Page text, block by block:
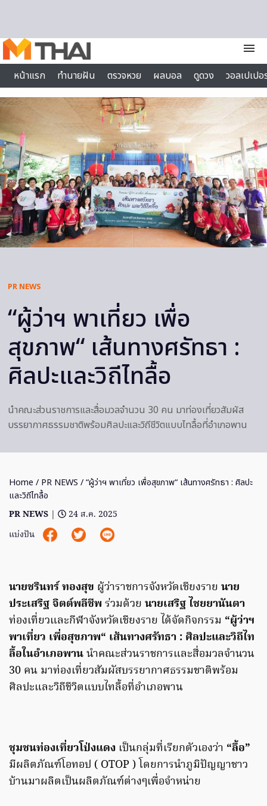
menu
หน้าแรก
ทำนายฝัน ตรวจหวย ผลบอล ดูดวง
วอลเปเป
ไลฟ์สไตล์
PR NEWS
“ผู้ว่าฯ พาเที่ยว เพื่อ
สุขภาพ“ เส้นทางศรัทธา :
ศิลปะและวิถีไทลื้อ
นำคณะส่วนราชการและสื่อมวลจำนวน 30 คน มาท่องเที่ยวสัมผัส
บรรยากาศธรรมชาติพร้อมศิลปะและวิถีชีวิตแบบไทลื้อที่อำเภอพาน
Home / PR NEWS / “ผู้ว่าฯ พาเที่ยว เพื่อสุขภาพ“ เส้นทางศรัทธา : ศิลปะ
และวิถีไทลื้อ
PR NEWS |
24 ส.ค. 2025
แบ่งปัน
นายชรินทร์ ทองสุข ผู้ว่าราชการจังหวัดเชียงราย นาย
ประเสริฐ จิตต์พลีชีพ ร่วมด้วย นายเสริฐ ไชยยานันตา
ท่องเที่ยวและกีฬาจังหวัดเชียงราย ได้จัดกิจกรรม “ผู้ว่าฯ
พาเที่ยว เพื่อสุขภาพ“ เส้นทางศรัทธา : ศิลปะและวิถีไท
ลื้อในอำเภอพานนำคณะส่วนราชการและสื่อมวลจำนวน
30 คน มาท่องเที่ยวสัมผัสบรรยากาศธรรมชาติพร้อม
ศิลปะและวิถีชีวิตแบบไทลื้อที่อำเภอพาน
ชุมชนท่องเที่ยวโป่งแดง เป็นกลุ่มที่เรียกตัวเองว่า “ลื้อ”
มีผลิตภัณฑ์โอทอป ( OTOP ) โดยการนำภูมิปัญญาชาว
บ้านมาผลิตเป็นผลิตภัณฑ์ต่างๆเพื่อจำหน่าย